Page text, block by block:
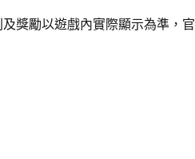
獎勵以遊戲內實際顯示為準，官